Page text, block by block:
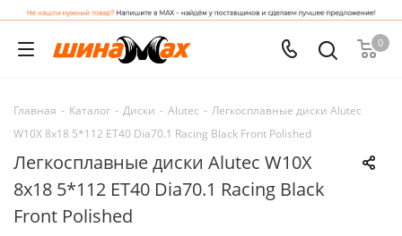
0
Главная - Каталог - Диски - Alutec - Легкосплавные диски Alutec
W10X 8x18 5*112 ET40 Dia70.1 Racing Black Front Polished
Легкосплавные диски Alutec W10X
8x18 5*112 ET40 Dia70.1 Racing Black
Front Polished